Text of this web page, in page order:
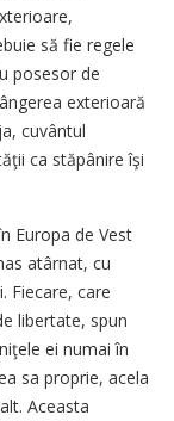
să fie regele
posesor de
exterioară
cuvântul
ca stăpânire îşi
Europa de Vest
atârnat, cu
Fiecare, care
libertate, spun
ei numai în
sa proprie, acela
Aceasta